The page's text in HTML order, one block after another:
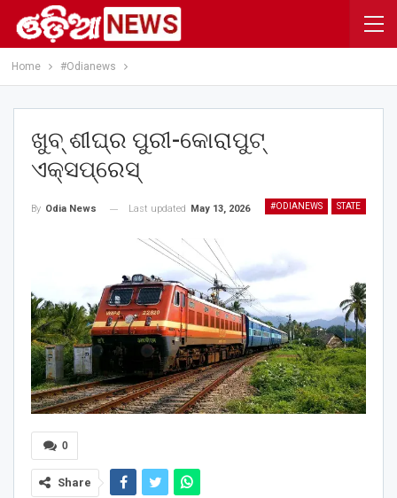
Home #Odianews
ଖୁବ୍ ଶୀଘ୍ର ପୁରୀ-କୋରାପୁଟ୍‌
ଏକ୍ସପ୍ରେସ୍‌
#ODIANEWS STATE
By Odia News Last updated May 13, 2026
0
Share